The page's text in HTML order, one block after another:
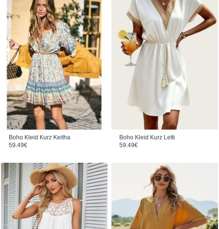
Boho Kleid Kurz Keitha
59.49€
Boho Kleid Kurz Letti
59.49€